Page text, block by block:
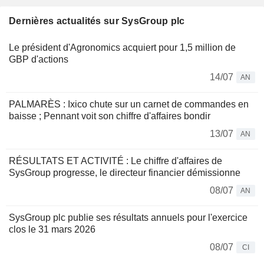
Dernières actualités sur SysGroup plc
Le président d'Agronomics acquiert pour 1,5 million de
GBP d'actions
14/07
AN
PALMARÈS : Ixico chute sur un carnet de commandes en
baisse ; Pennant voit son chiffre d'affaires bondir
13/07
AN
RÉSULTATS ET ACTIVITÉ : Le chiffre d'affaires de
SysGroup progresse, le directeur financier démissionne
08/07
AN
SysGroup plc publie ses résultats annuels pour l'exercice
clos le 31 mars 2026
08/07
CI